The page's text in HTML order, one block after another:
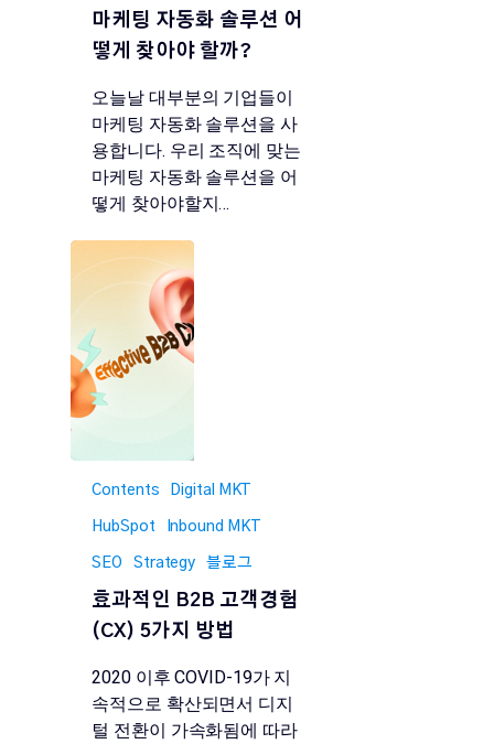
마케팅 자동화 솔루션 어
떻게 찾아야 할까?
오늘날 대부분의 기업들이
마케팅 자동화 솔루션을 사
용합니다. 우리 조직에 맞는
마케팅 자동화 솔루션을 어
떻게 찾아야할지…
Contents Digital MKT
HubSpot Inbound MKT
SEO Strategy 블로그
효과적인 B2B 고객경험
(CX) 5가지 방법
2020 이후 COVID-19가 지
속적으로 확산되면서 디지
털 전환이 가속화됨에 따라